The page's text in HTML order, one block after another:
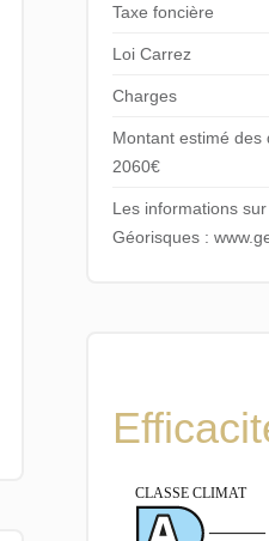
Taxe foncière
Loi Carrez
Charges
Montant estimé
2060€
Les informations
Géorisques :